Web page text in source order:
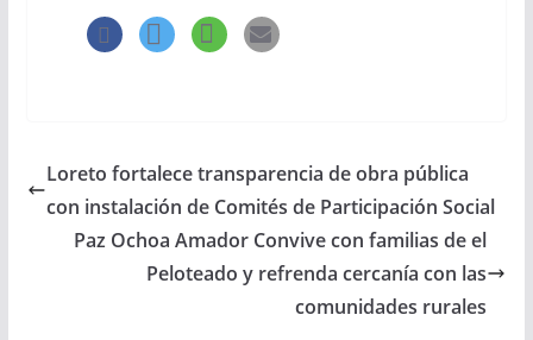
Loreto fortalece transparencia de obra pública
con instalación de Comités de Participación Social
Paz Ochoa Amador Convive con familias de el
Peloteado y refrenda cercanía con las
comunidades rurales